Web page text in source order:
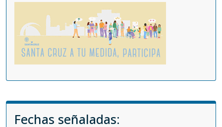
Fechas señaladas: